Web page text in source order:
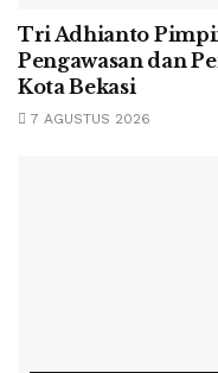
Tri Adhianto
Pengawasan dan
Kota Bekasi
7 AGUSTUS 2026